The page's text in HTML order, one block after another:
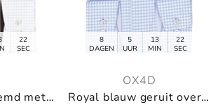
20
SEC
Wit twill overhemd met kleine ruit
8
DAGEN
5
UUR
13
MIN
20
SEC
OX4D
Royal blauw geruit overhemd (Extra lange mouwen)